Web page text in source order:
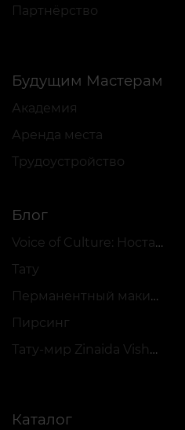
Партнёрство
Будущим Мастерам
Академия
Аренда места
Трудоустройство
Блог
Voice of Culture: Ностальгия по 2000-м
Тату
Перманентный макияж
Пирсинг
Тату-мир Zinaida Vishenka
Каталог